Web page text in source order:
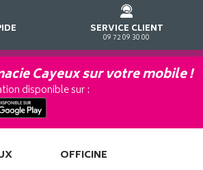
SERVICE CLIENT
09 72 09 30 00
Cayeux sur votre mobile !
disponible sur :
OFFICINE